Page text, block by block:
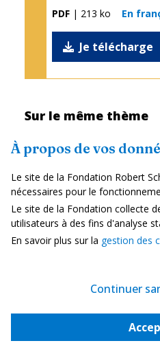
À propos de vos
Le site de la Fondation Robert
nécessaires pour le
Le site de la Fondation collecte
utilisateurs à des fins d'analyse
En savoir plus sur la gestion des
Continuer
PDF | 213 ko En
Je télécharge
Sur le même thème
Marché intérieur et
La coopération
cœur du...
Stratégie, sécurité et